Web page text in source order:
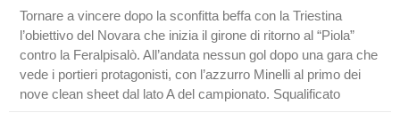
Tornare a vincere dopo la sconfitta beffa con la Triestina
l’obiettivo del Novara che inizia il girone di ritorno al “Piola”
contro la Feralpisalò. All’andata nessun gol dopo una gara che
vede i portieri protagonisti, con l’azzurro Minelli al primo dei
nove clean sheet dal lato A del campionato. Squalificato